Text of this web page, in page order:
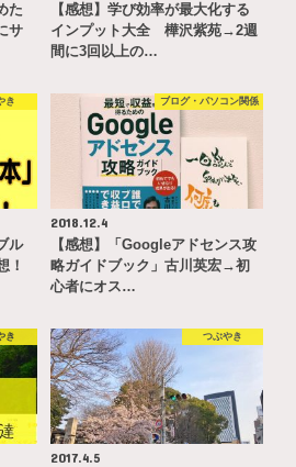
た
サ
【感想】学び効率が最大化する
インプット大全 樺沢紫苑→2週
間に3回以上の…
き
ル
！
ブログ・パソコン関係
2018.12.4
【感想】「Googleアドセンス攻
略ガイドブック」古川英宏→初
心者にオス…
き つぶやき
2017.4.5